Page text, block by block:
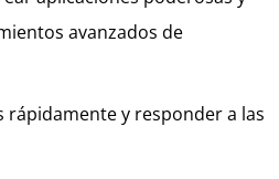
avanzados de
rápidamente y responder a las